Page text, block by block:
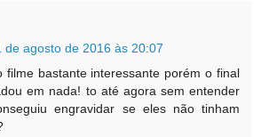
de agosto de 2016 às 20:07
filme bastante interessante porém o final
em nada! to até agora sem entender
engravidar se eles não tinham